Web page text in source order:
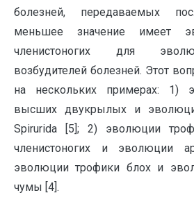
болезней, передаваемых
меньшее значение имеет
членистоногих для
возбудителей болезней. Этот
на нескольких примерах: 1)
высших двукрылых и
Spirurida [5]; 2) эволюции
членистоногих и эволюции
эволюции трофики блох и
чумы [4].